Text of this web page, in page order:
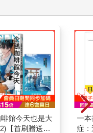
交換一些意見。千萬富
萬富翁，於是也試著開
何商機，都是千萬富翁
翁的腦袋後，也不知不
只想留財富給孩子，不
的生存能力。給人錢財，
，或養成孩子奢華的習
館今天也是大
【首刷贈送
一
症